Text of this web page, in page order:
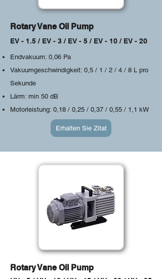
Rotary Vane Oil Pump
EV - 1.5 / EV - 3 / EV - 5 / EV - 10 / EV - 20
Endvakuum: 0,06 Pa
Vakuumgeschwindigkeit: 0,5 / 1 / 2 / 4 / 8 L pro
Sekunde
Lärm: min 50 dB
Motorleistung: 0,18 / 0,25 / 0,37 / 0,55 / 1,1 kW
Erhalten Sie Zitat
Rotary Vane Oil Pump